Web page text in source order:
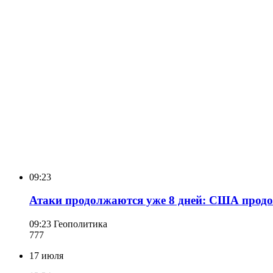
09:23
Атаки продолжаются уже 8 дней: США
09:23 Геополитика
777
17 июля